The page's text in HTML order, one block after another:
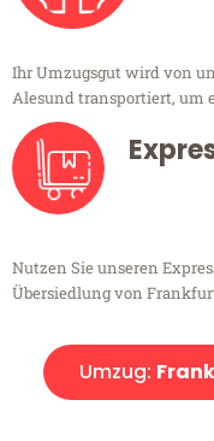
Ihr Umzugsgut wird von
Alesund transportiert, um
Nutzen Sie unseren
Übersiedlung von
Umzug: